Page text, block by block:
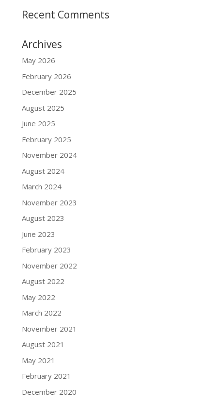
Recent Comments
Archives
May 2026
February 2026
December 2025
August 2025
June 2025
February 2025
November 2024
August 2024
March 2024
November 2023
August 2023
June 2023
February 2023
November 2022
August 2022
May 2022
March 2022
November 2021
August 2021
May 2021
February 2021
December 2020